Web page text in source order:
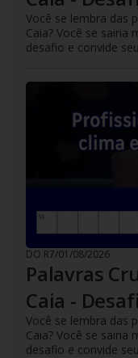
Você se lembra das
Caia? Você se sairia
desafio e convide
DO R7/01/08/2026
Palavras
Caia -
Você se lembra das
Caia? Você se sairia
desafio e convide